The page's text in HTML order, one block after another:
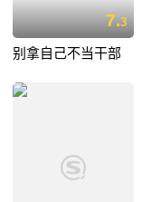
7.3
别拿自己不当干部